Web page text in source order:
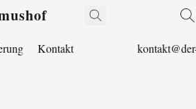
Kontakt